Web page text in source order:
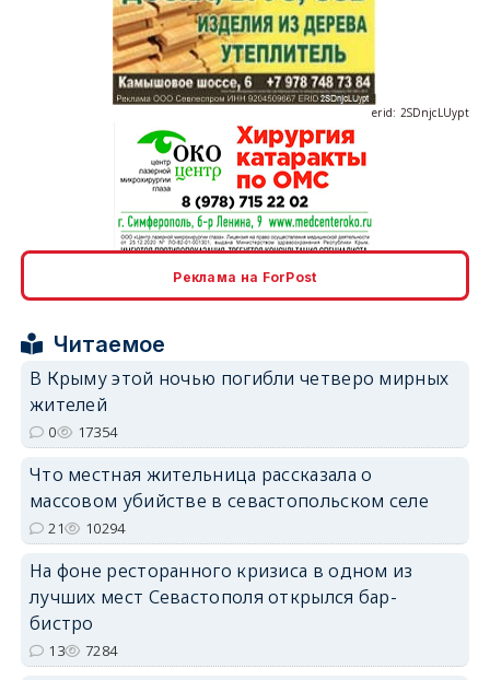
erid: 2SDnjcLUypt
erid: 2SDnjcrDNw6
erid: 2SDnjdvhGXG
Реклама на ForPost
Читаемое
В Крыму этой ночью погибли четверо мирных
жителей
0 17354
Что местная жительница рассказала о
массовом убийстве в севастопольском селе
21 10294
На фоне ресторанного кризиса в одном из
лучших мест Севастополя открылся бар-
бистро
13 7284